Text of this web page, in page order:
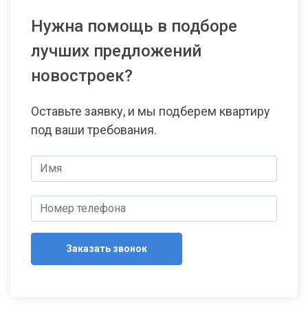
Нужна помощь в подборе
лучших предложений
новостроек?
Оставьте заявку, и мы подберем квартиру
под ваши требования.
Заказать звонок